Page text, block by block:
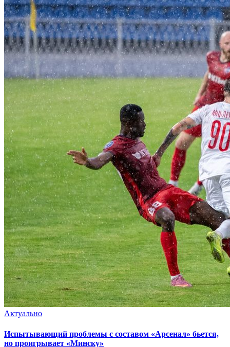
Актуально
Испытывающий проблемы с составом «Арсенал» бьется,
но проигрывает «Минску»